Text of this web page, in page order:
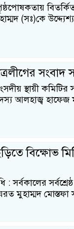
(সঃ)কে উদ্দ্যেশ্য
সংবাদ
স্থায়ী
আলহাজ্ব হাফেজ
বিক্ষোভ
মুহাম্মদ মোস্তফা